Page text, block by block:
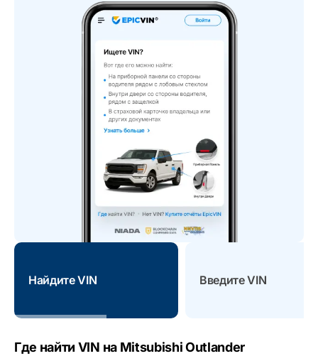
Найдите VIN Введите VIN
Где найти VIN на Mitsubishi Outlander